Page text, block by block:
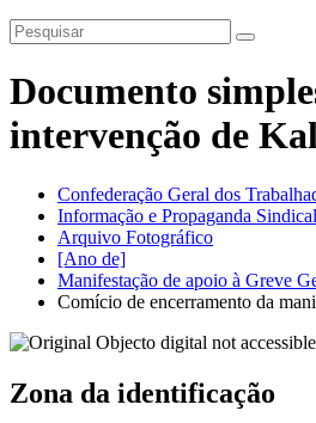
Documento
intervenção de
Confederação Geral dos
Informação e Propaganda Sindical
Arquivo Fotográfico
[Ano de]
Manifestação de apoio à Greve
Comício de encerramento da
Zona da identificação